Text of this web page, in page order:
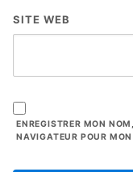
SITE WEB
ENREGISTRER MON
NAVIGATEUR POUR